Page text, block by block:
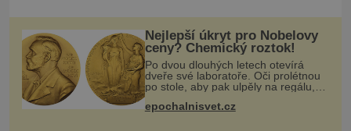
Nejlepší úkryt pro Nobelovy
ceny? Chemický roztok!
Po dvou dlouhých letech otevírá
dveře své laboratoře. Oči prolétnou
po stole, aby pak ulpěly na regálu,
kde se nachází všemožné látky.
Hledá žluto-oranžovou tekutinu,
epochalnisvet.cz